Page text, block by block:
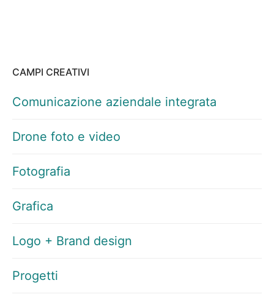
CAMPI CREATIVI
Comunicazione aziendale integrata
Drone foto e video
Fotografia
Grafica
Logo + Brand design
Progetti